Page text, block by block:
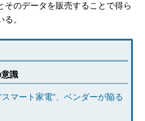
のデータを販売することで得ら
。
識
マート家電”、ベンダーが陥る